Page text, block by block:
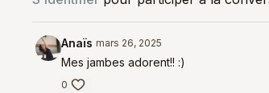
Anaïs mars 26, 2025
Mes jambes adorent!! :)
0